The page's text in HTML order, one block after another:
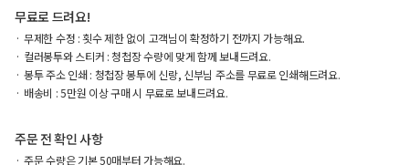
무료로 드려요!
무제한 수정 : 횟수 제한 없이 고객님이 확정하기 전까지 가능해요.
컬러봉투와 스티커 : 청첩장 수량에 맞게 함께 보내드려요.
봉투 주소 인쇄 : 청첩장 봉투에 신랑, 신부님 주소를 무료로 인쇄해드려요.
배송비 : 5만원 이상 구매 시 무료로 보내드려요.
주문 전 확인 사항
주문 수량은 기본 50매부터 가능해요.